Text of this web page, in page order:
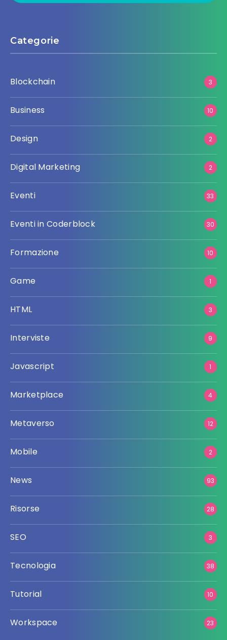
Categorie
Blockchain 3
Business 10
Design 2
Digital Marketing 2
Eventi 33
Eventi in Coderblock 30
Formazione 10
Game 1
HTML 3
Interviste 9
Javascript 1
Marketplace 4
Metaverso 12
Mobile 2
News 93
Risorse 28
SEO 3
Tecnologia 38
Tutorial 10
Workspace 23